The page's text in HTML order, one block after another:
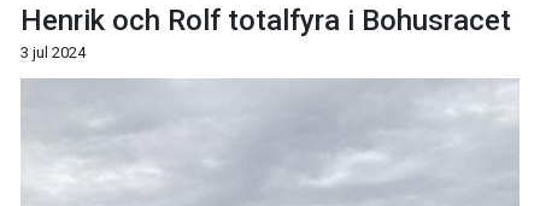
Henrik och Rolf totalfyra i Bohusracet
3 jul 2024